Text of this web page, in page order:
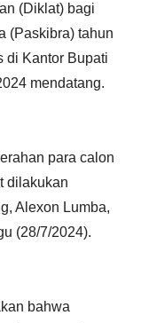
(Diklat) bagi
(Paskibra) tahun
di Kantor Bupati
mendatang.
para calon
dilakukan
Alexon Lumba,
(28/7/2024).
bahwa